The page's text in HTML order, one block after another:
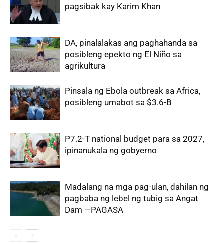
pagsibak kay Karim Khan
DA, pinalalakas ang paghahanda sa
posibleng epekto ng El Niño sa
agrikultura
Pinsala ng Ebola outbreak sa Africa,
posibleng umabot sa $3.6-B
P7.2-T national budget para sa 2027,
ipinanukala ng gobyerno
Madalang na mga pag-ulan, dahilan ng
pagbaba ng lebel ng tubig sa Angat
Dam —PAGASA